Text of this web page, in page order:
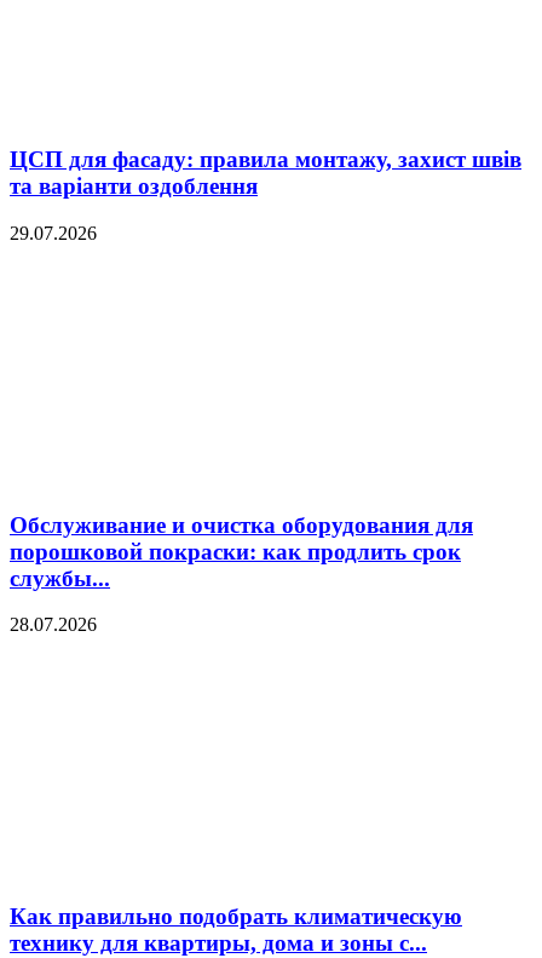
ЦСП для фасаду: правила монтажу, захист швів
та варіанти оздоблення
29.07.2026
Обслуживание и очистка оборудования для
порошковой покраски: как продлить срок
службы...
28.07.2026
Как правильно подобрать климатическую
технику для квартиры, дома и зоны с...